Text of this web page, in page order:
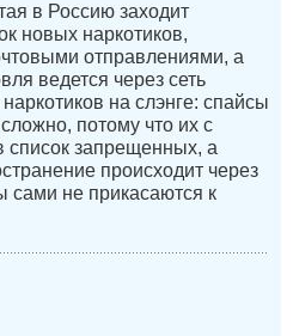
в Россию заходит
новых наркотиков,
отправлениями, а
ведется через сеть
на слэнге: спайсы
потому что их с
список запрещенных, а
происходит через
сами не прикасаются к